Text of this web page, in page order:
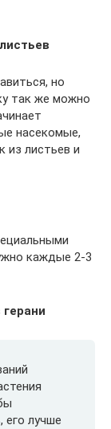
но
так же можно
насекомые,
из листьев и
каждые 2-3
его лучше